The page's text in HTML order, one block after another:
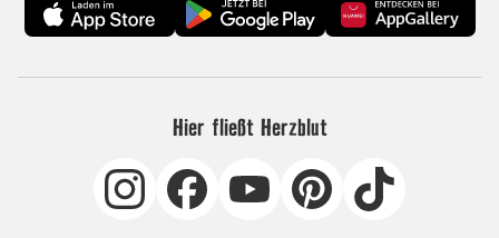
Hier fließt Herzblut